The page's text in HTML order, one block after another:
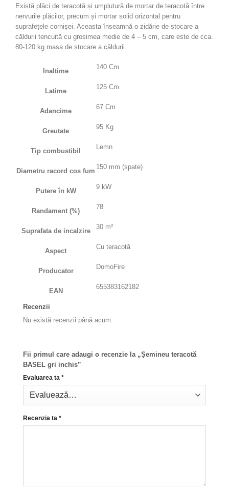
Există plăci de teracotă și umplutură de mortar de teracotă între
nervurile plăcilor, precum și mortar solid orizontal pentru
suprafețele cornișei. Aceasta înseamnă o zidărie de stocare a
căldurii tencuită cu grosimea medie de 4 – 5 cm, care este de cca.
80-120 kg masa de stocare a căldurii.
Inaltime
140 Cm
Latime
125 Cm
Adancime
67 Cm
Greutate
95 Kg
Tip combustibil
Lemn
Diametru racord cos fum
150 mm (spate)
Putere în kW
9 kW
Randament (%)
78
Suprafata de incalzire
30 m²
Aspect
Cu teracotă
Producator
DomoFire
EAN
655383162182
Recenzii
Nu există recenzii până acum.
Fii primul care adaugi o recenzie la „Șemineu teracotă
BASEL gri inchis”
Evaluarea ta *
Recenzia ta *